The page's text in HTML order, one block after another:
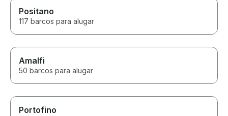
Positano
117 barcos para alugar
Amalfi
50 barcos para alugar
Portofino